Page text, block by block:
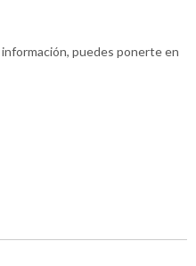
puedes ponerte en